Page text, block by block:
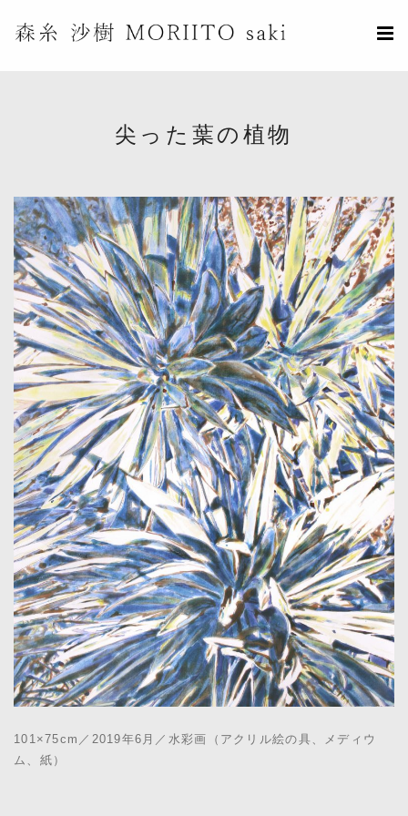
尖った葉の植物
101×75cm／2019年6月／水彩画（アクリル絵の具、メディウ
ム、紙）